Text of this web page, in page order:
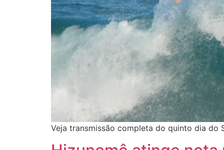
Veja transmissão completa do quinto dia do